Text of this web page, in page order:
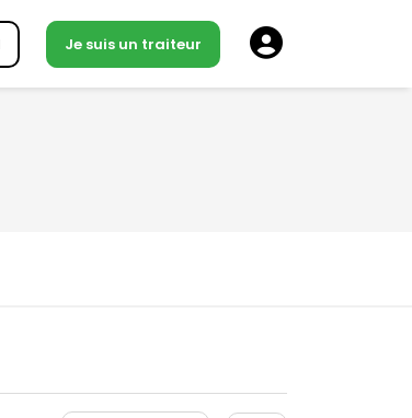
Je suis un traiteur